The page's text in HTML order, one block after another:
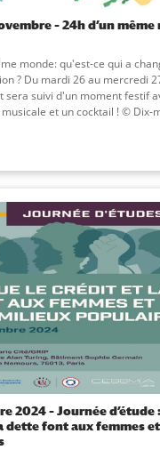
– 24h d’un même
monde: qu'est-ce qui a
? Du mardi 26 au mercredi
sera suivi d'un moment festif
et un cocktail ! © Dix-
2024 – Journée d’étude
dette font aux femmes